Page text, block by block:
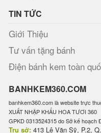
TIN TỨC
Giới Thiệu
Tư vấn tặng bánh
Điện bánh kem toàn
BANHKEM360.COM
banhkem360.com là website trực
XUẤT NHẬP KHẨU HOA TƯƠI 360
GPKD 0313524315 do Sở kế hoạch
Trụ sở: 413 Lê Văn Sỹ, P.2,